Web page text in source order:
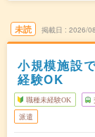
未読 掲載日 2026/
小規模施設
経験OK
職種未経験OK
派遣